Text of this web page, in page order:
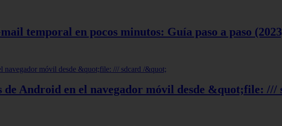
temporal en pocos minutos: Guía paso a paso
Android en el navegador móvil desde &quot;file: